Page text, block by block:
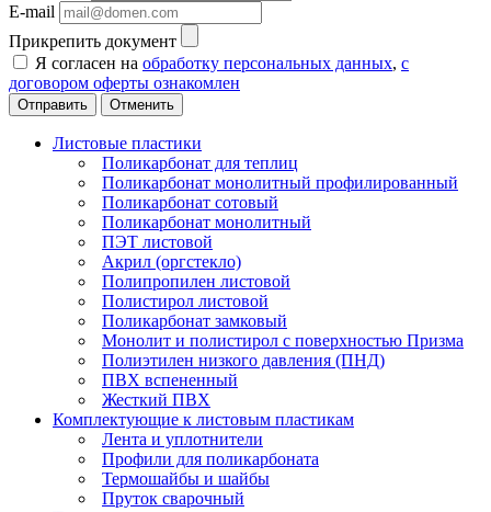
E-mail
Прикрепить документ
Я согласен на обработку персональных данных, с
договором оферты ознакомлен
Отменить
Листовые пластики
Поликарбонат для теплиц
Поликарбонат монолитный профилированный
Поликарбонат сотовый
Поликарбонат монолитный
ПЭТ листовой
Акрил (оргстекло)
Полипропилен листовой
Полистирол листовой
Поликарбонат замковый
Монолит и полистирол с поверхностью Призма
Полиэтилен низкого давления (ПНД)
ПВХ вспененный
Жесткий ПВХ
Комплектующие к листовым пластикам
Лента и уплотнители
Профили для поликарбоната
Термошайбы и шайбы
Пруток сварочный